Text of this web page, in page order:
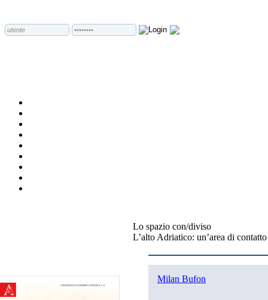
Lo spazio con/diviso
L’alto Adriatico: un’area di
Milan Bufon